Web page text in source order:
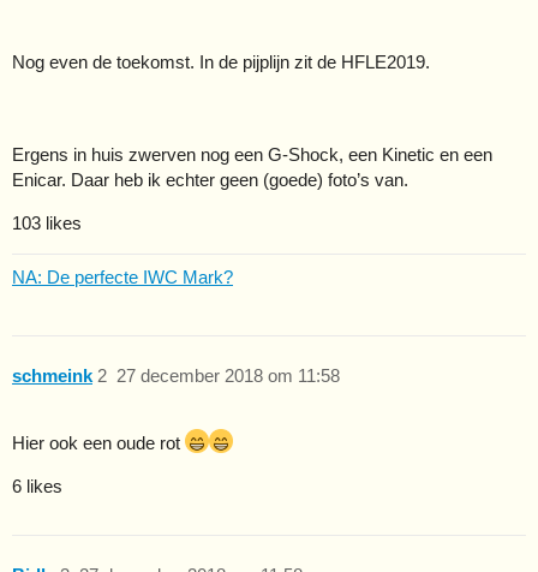
Nog even de toekomst. In de pijplijn zit de HFLE2019.
Ergens in huis zwerven nog een G-Shock, een Kinetic en een
Enicar. Daar heb ik echter geen (goede) foto’s van.
103 likes
NA: De perfecte IWC Mark?
schmeink 27 december 2018 om 11:58
2
Hier ook een oude rot
6 likes